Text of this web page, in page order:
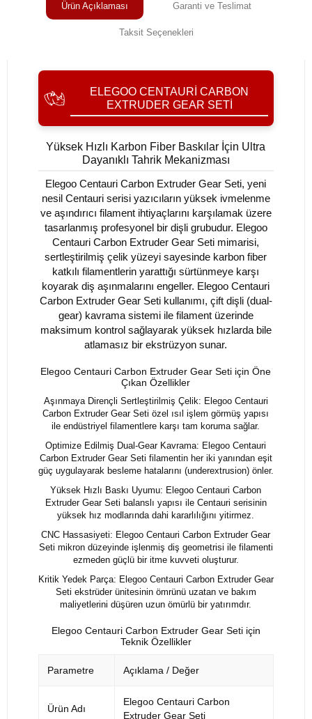
Ürün Açıklaması Garanti ve Teslimat
Taksit Seçenekleri
ELEGOO CENTAURI CARBON
EXTRUDER GEAR SETI
Yüksek Hızlı Karbon Fiber Baskılar İçin Ultra
Dayanıklı Tahrik Mekanizması
Elegoo Centauri Carbon Extruder Gear Seti, yeni
nesil Centauri serisi yazıcıların yüksek ivmelenme
ve aşındırıcı filament ihtiyaçlarını karşılamak üzere
tasarlanmış profesyonel bir dişli grubudur. Elegoo
Centauri Carbon Extruder Gear Seti mimarisi,
sertleştirilmiş çelik yüzeyi sayesinde karbon fiber
katkılı filamentlerin yarattığı sürtünmeye karşı
koyarak diş aşınmalarını engeller. Elegoo Centauri
Carbon Extruder Gear Seti kullanımı, çift dişli (dual-
gear) kavrama sistemi ile filament üzerinde
maksimum kontrol sağlayarak yüksek hızlarda bile
atlamasız bir ekstrüzyon sunar.
Elegoo Centauri Carbon Extruder Gear Seti için Öne
Çıkan Özellikler
Aşınmaya Dirençli Sertleştirilmiş Çelik: Elegoo Centauri
Carbon Extruder Gear Seti özel ısıl işlem görmüş yapısı
ile endüstriyel filamentlere karşı tam koruma sağlar.
Optimize Edilmiş Dual-Gear Kavrama: Elegoo Centauri
Carbon Extruder Gear Seti filamentin her iki yanından eşit
güç uygulayarak besleme hatalarını (underextrusion) önler.
Yüksek Hızlı Baskı Uyumu: Elegoo Centauri Carbon
Extruder Gear Seti balanslı yapısı ile Centauri serisinin
yüksek hız modlarında dahi kararlılığını yitirmez.
CNC Hassasiyeti: Elegoo Centauri Carbon Extruder Gear
Seti mikron düzeyinde işlenmiş diş geometrisi ile filamenti
ezmeden güçlü bir itme kuvveti oluşturur.
Kritik Yedek Parça: Elegoo Centauri Carbon Extruder Gear
Seti ekstrüder ünitesinin ömrünü uzatan ve bakım
maliyetlerini düşüren uzun ömürlü bir yatırımdır.
Elegoo Centauri Carbon Extruder Gear Seti için
Teknik Özellikler
Parametre Açıklama / Değer
Ürün Adı
Elegoo Centauri Carbon
Extruder Gear Seti